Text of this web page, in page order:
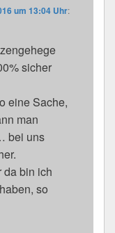
um 13:04 Uhr:
sicher
eine Sache,
man
bei uns
da bin ich
so